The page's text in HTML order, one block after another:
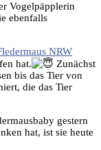
Vogelpäpplerin
ebenfalls
NRW
hat.
Zunächst
bis das Tier von
die das Tier
gestern
hat, ist sie heute